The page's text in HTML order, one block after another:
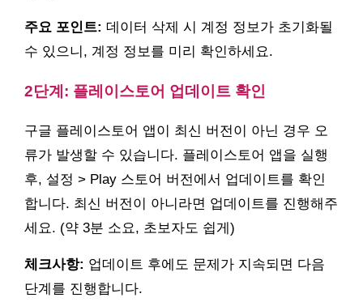
주요 포인트: 데이터 삭제 시 계정 정보가 초기화될
수 있으니, 계정 정보를 미리 확인하세요.
2단계: 플레이스토어 업데이트 확인
구글 플레이스토어 앱이 최신 버전이 아닌 경우 오
류가 발생할 수 있습니다. 플레이스토어 앱을 실행
후, 설정 > Play 스토어 버전에서 업데이트를 확인
합니다. 최신 버전이 아니라면 업데이트를 진행해주
세요. (약 3분 소요, 초보자도 쉽게)
체크사항: 업데이트 후에도 문제가 지속되면 다음
단계를 진행합니다.